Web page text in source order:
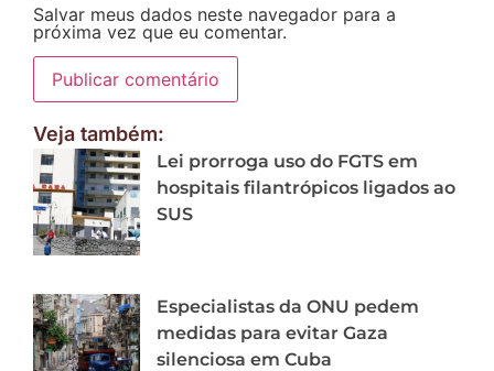
Salvar meus dados neste navegador para a
próxima vez que eu comentar.
Veja também:
Lei prorroga uso do FGTS em
hospitais filantrópicos ligados ao
SUS
Especialistas da ONU pedem
medidas para evitar Gaza
silenciosa em Cuba